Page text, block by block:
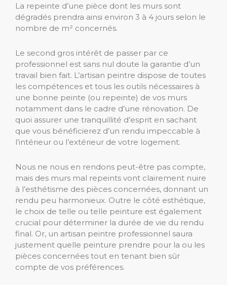
La repeinte d’une pièce dont les murs sont
dégradés prendra ainsi environ 3 à 4 jours selon le
nombre de m² concernés.
Le second gros intérêt de passer par ce
professionnel est sans nul doute la garantie d’un
travail bien fait. L’artisan peintre dispose de toutes
les compétences et tous les outils nécessaires à
une bonne peinte (ou repeinte) de vos murs
notamment dans le cadre d’une rénovation. De
quoi assurer une tranquillité d’esprit en sachant
que vous bénéficierez d’un rendu impeccable à
l’intérieur ou l’extérieur de votre logement.
Nous ne nous en rendons peut-être pas compte,
mais des murs mal repeints vont clairement nuire
à l’esthétisme des pièces concernées, donnant un
rendu peu harmonieux. Outre le côté esthétique,
le choix de telle ou telle peinture est également
crucial pour déterminer la durée de vie du rendu
final. Or, un artisan peintre professionnel saura
justement quelle peinture prendre pour la ou les
pièces concernées tout en tenant bien sûr
compte de vos préférences.